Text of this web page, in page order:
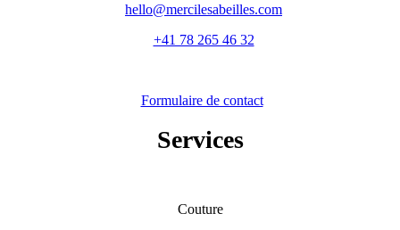
hello@mercilesabeilles.com
+41 78 265 46 32
Formulaire de contact
Services
Couture